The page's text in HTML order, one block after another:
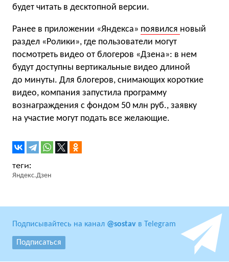
будет читать в десктопной версии.
Ранее в приложении «Яндекса» появился новый
раздел «Ролики», где пользователи могут
посмотреть видео от блогеров «Дзена»: в нем
будут доступны вертикальные видео длиной
до минуты. Для блогеров, снимающих короткие
видео, компания запустила программу
вознаграждения с фондом 50 млн руб., заявку
на участие могут подать все желающие.
Яндекс.Дзен
Подписывайтесь на канал @sostav в Telegram
Подписаться